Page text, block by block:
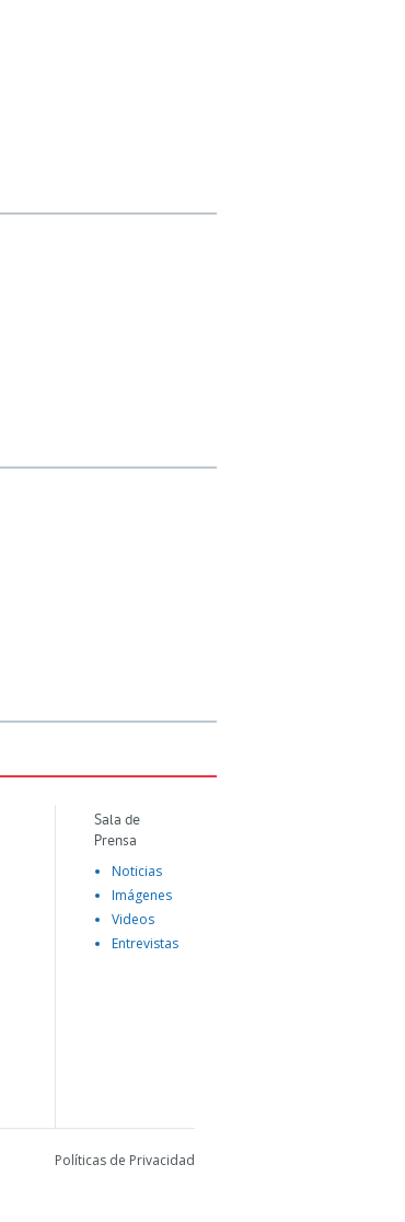
Sala de
Prensa
Noticias
Imágenes
Videos
Entrevistas
Políticas de Privacidad